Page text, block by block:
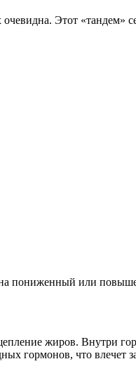
Этот «тандем»
пониженный или
жиров. Внутри
гормонов, что влечет